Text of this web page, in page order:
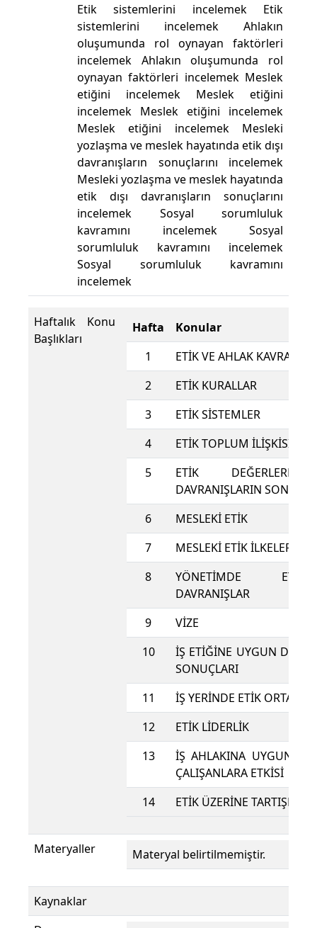
Etik sistemlerini incelemek Etik
sistemlerini incelemek Ahlakın
oluşumunda rol oynayan faktörleri
incelemek Ahlakın oluşumunda rol
oynayan faktörleri incelemek Meslek
etiğini incelemek Meslek etiğini
incelemek Meslek etiğini incelemek
Meslek etiğini incelemek Mesleki
yozlaşma ve meslek hayatında etik dışı
davranışların sonuçlarını incelemek
Mesleki yozlaşma ve meslek hayatında
etik dışı davranışların sonuçlarını
incelemek Sosyal sorumluluk
kavramını incelemek Sosyal
sorumluluk kavramını incelemek
Sosyal sorumluluk kavramını
incelemek
Haftalık Konu
Başlıkları
Hafta
Konular
1
ETİK VE AHLAK
2
ETİK KURALLAR
3
ETİK SİSTEMLER
4
ETİK TOPLUM İLİŞKİSİ
5
ETİK DEĞERLERE
DAVRANIŞLARIN
6
MESLEKİ ETİK
7
MESLEKİ ETİK İLKELERİ
8
YÖNETİMDE
DAVRANIŞLAR
9
VİZE
10
İŞ ETİĞİNE UYGUN
SONUÇLARI
11
İŞ YERİNDE ETİK ORTAM
12
ETİK LİDERLİK
13
İŞ AHLAKINA UYGUN
ÇALIŞANLARA ETKİSİ
14
ETİK ÜZERİNE TARTIŞMA
Materyaller Materyal belirtilmemiştir.
Kaynaklar